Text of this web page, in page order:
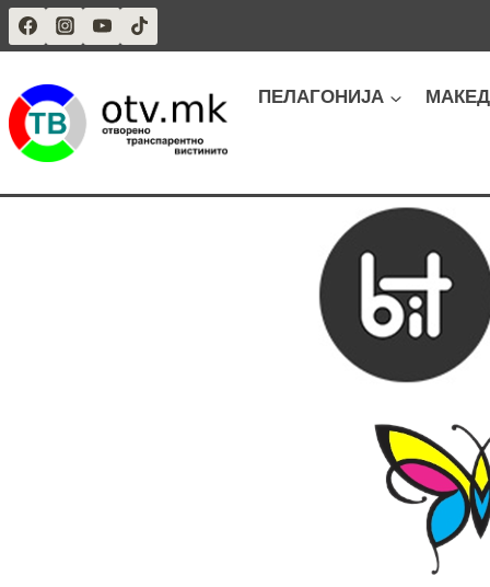
Skip
to
ПЕЛАГОНИЈА